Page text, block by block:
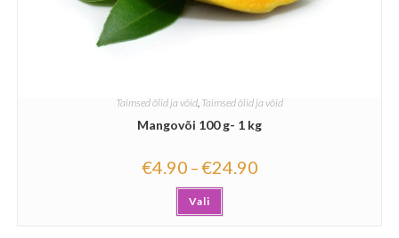
Taimsed õlid ja võid, Taimsed õlid ja võid
Mangovõi 100 g- 1 kg
€4.90 –€24.90
Vali